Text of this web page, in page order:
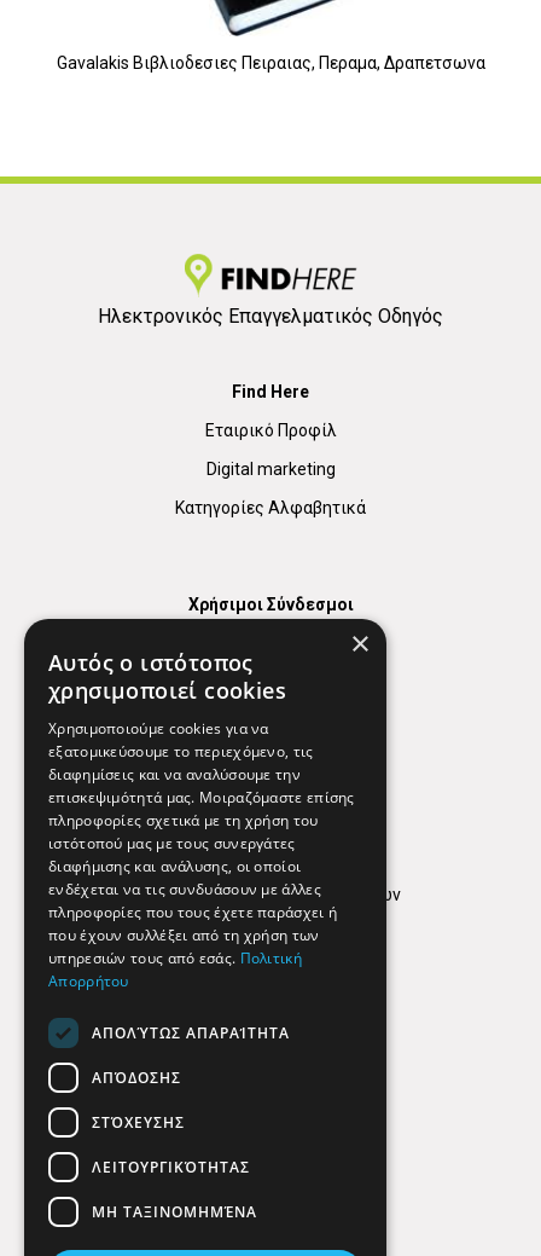
Gavalakis Βιβλιοδεσιες Πειραιας, Περαμα, Δραπετσωνα
Ηλεκτρονικός Επαγγελματικός Οδηγός
Find Here
Εταιρικό Προφίλ
Digital marketing
Κατηγορίες Αλφαβητικά
Χρήσιμοι Σύνδεσμοι
Χρήσιμα Τηλέφωνα
Εφημερεύοντα Φαρμακεία
Απόρρητο
Όροι Χρήσης
Πολιτική προστασίας δεδομένων
Findhere
Social Media
×
Αυτός ο ιστότοπος
χρησιμοποιεί cookies
Χρησιμοποιούμε cookies για να
εξατομικεύσουμε το περιεχόμενο, τις
διαφημίσεις και να αναλύσουμε την
επισκεψιμότητά μας. Μοιραζόμαστε επίσης
πληροφορίες σχετικά με τη χρήση του
ιστότοπού μας με τους συνεργάτες
διαφήμισης και ανάλυσης, οι οποίοι
ενδέχεται να τις συνδυάσουν με άλλες
πληροφορίες που τους έχετε παράσχει ή
που έχουν συλλέξει από τη χρήση των
υπηρεσιών τους από εσάς. Πολιτική
Απορρήτου
ΑΠΟΛΎΤΩΣ ΑΠΑΡΑΊΤΗΤΑ
ΑΠΌΔΟΣΗΣ
ΣΤΌΧΕΥΣΗΣ
ΛΕΙΤΟΥΡΓΙΚΌΤΗΤΑΣ
ΜΗ ΤΑΞΙΝΟΜΗΜΈΝΑ